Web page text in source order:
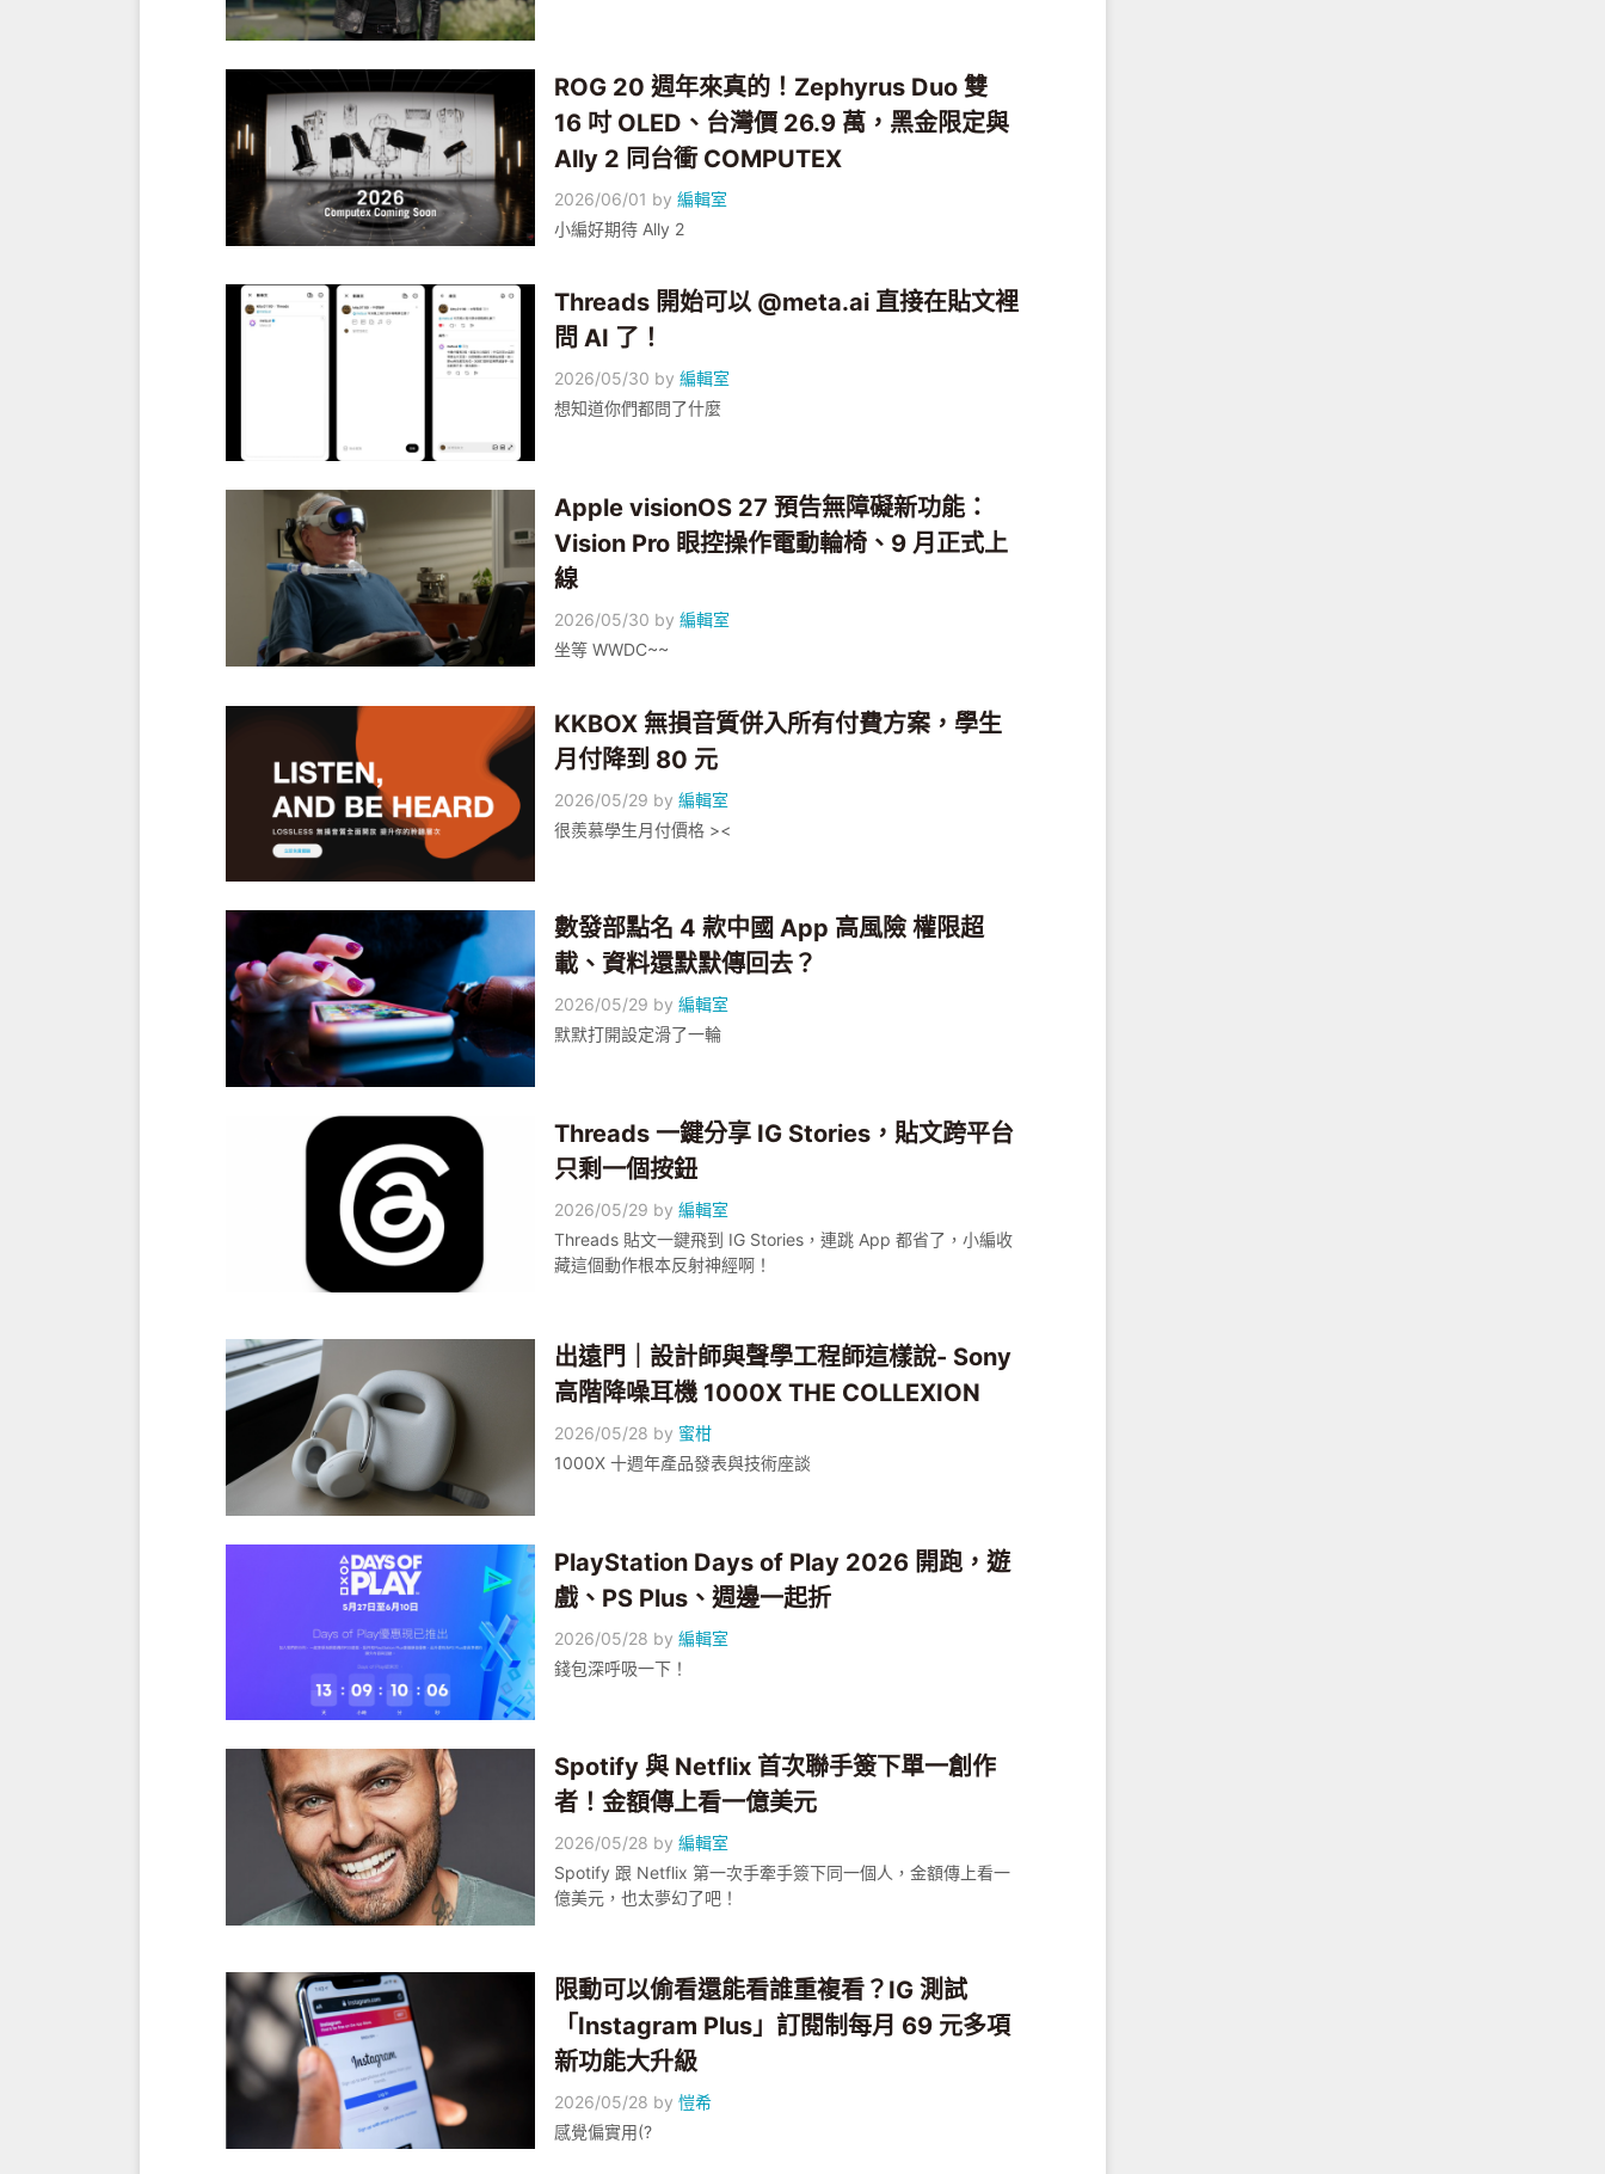
ROG 20 週年來真的！Zephyrus Duo 雙
16 吋 OLED、台灣價 26.9 萬，黑金限定與
Ally 2 同台衝 COMPUTEX
2026/06/01 by編輯室
小編好期待 Ally 2
Threads 開始可以 @meta.ai 直接在貼文裡
問 AI 了！
2026/05/30 by編輯室
想知道你們都問了什麼
Apple visionOS 27 預告無障礙新功能：
Vision Pro 眼控操作電動輪椅、9 月正式上
線
2026/05/30 by編輯室
坐等 WWDC~~
KKBOX 無損音質併入所有付費方案，學生
月付降到 80 元
2026/05/29 by編輯室
很羨慕學生月付價格 ><
數發部點名 4 款中國 App 高風險 權限超
載、資料還默默傳回去？
2026/05/29 by編輯室
默默打開設定滑了一輪
Threads 一鍵分享 IG Stories，貼文跨平台
只剩一個按鈕
2026/05/29 by編輯室
Threads 貼文一鍵飛到 IG Stories，連跳 App 都省了，小編收
藏這個動作根本反射神經啊！
出遠門｜設計師與聲學工程師這樣說- Sony
高階降噪耳機 1000X THE COLLEXION
2026/05/28 by 蜜柑
1000X 十週年產品發表與技術座談
PlayStation Days of Play 2026 開跑，遊
戲、PS Plus、週邊一起折
2026/05/28 by編輯室
錢包深呼吸一下！
Spotify 與 Netflix 首次聯手簽下單一創作
者！金額傳上看一億美元
2026/05/28 by編輯室
Spotify 跟 Netflix 第一次手牽手簽下同一個人，金額傳上看一
億美元，也太夢幻了吧！
限動可以偷看還能看誰重複看？IG 測試
「Instagram Plus」訂閱制每月 69 元多項
新功能大升級
2026/05/28 by愷希
感覺偏實用(?